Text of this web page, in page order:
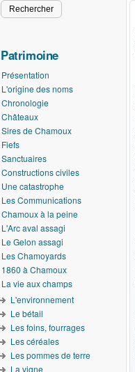
Patrimoine
Présentation
L'origine des noms
Chronologie
Châteaux
Sires de Chamoux
Fiefs
Sanctuaires
Constructions civiles
Une catastrophe
Les Communications
Chamoux à la peine
L'Arc aval assagi
Le Gelon assagi
Les Chamoyards
1860 à Chamoux
La vie aux champs
L'environnement
Le bétail
Les foins, fourrages
Les céréales
Les pommes de terre
La vigne